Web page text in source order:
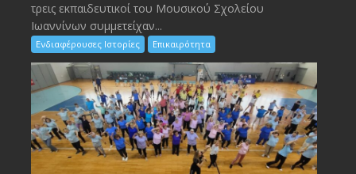
τρεις εκπαιδευτικοί του Μουσικού Σχολείου
Ιωαννίνων συμμετείχαν...
Ενδιαφέρουσες Ιστορίες Επικαιρότητα